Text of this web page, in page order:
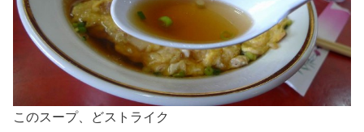
このスープ、どストライク